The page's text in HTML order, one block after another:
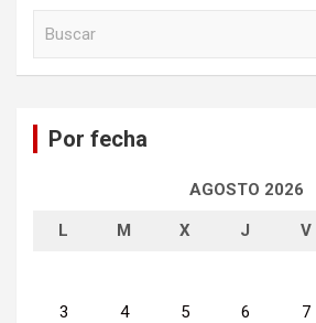
Por fecha
AGOSTO 2026
L M X J V
3 4 5 6 7